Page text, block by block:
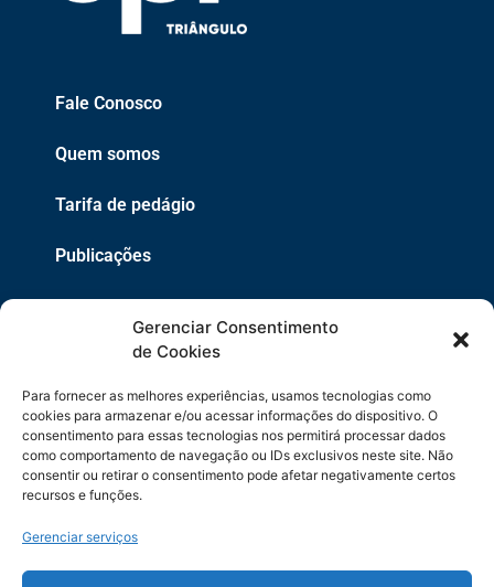
Gerenciar Consentimento
de Cookies
Para fornecer as melhores experiências, usamos tecnologias como
cookies para armazenar e/ou acessar informações do dispositivo. O
consentimento para essas tecnologias nos permitirá processar dados
como comportamento de navegação ou IDs exclusivos neste site. Não
consentir ou retirar o consentimento pode afetar negativamente certos
recursos e funções.
Gerenciar serviços
Fale Conosco
Quem somos
Tarifa de pedágio
Publicações
EPR
Copyright 2021 © 2026 Grupo EPR - Todos Os Direitos
Código de Defesa do Consumidor
Política de Cookies